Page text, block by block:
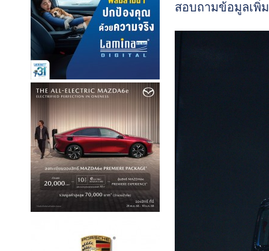
สอบถามข้อมูลเพิ่